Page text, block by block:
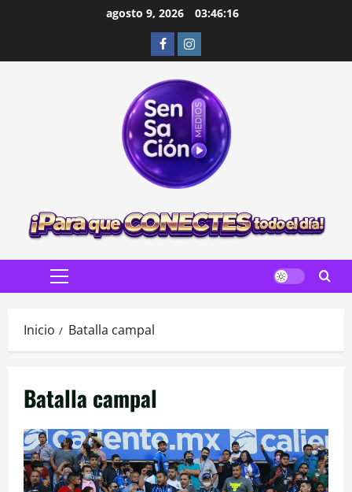
agosto 9, 2026 03:46:18
FacebookInstagram
Menú
Inicio Batalla campal
Batalla campal